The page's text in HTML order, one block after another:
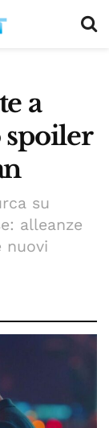
a
su
alleanze
nuovi